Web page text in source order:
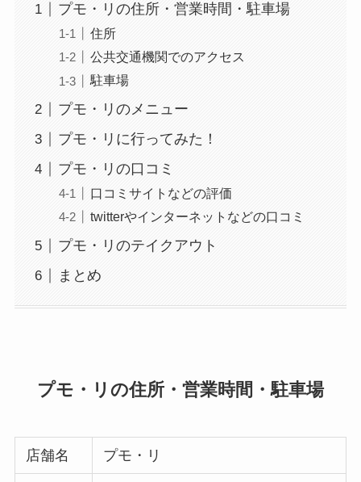
プモ・リの住所・営業時間・駐車場
住所
公共交通機関でのアクセス
駐車場
プモ・リのメニュー
プモ・リに行ってみた！
プモ・リの口コミ
口コミサイトなどの評価
twitterやインターネットなどの口コミ
プモ・リのテイクアウト
まとめ
プモ・リの住所・営業時間・駐車場
店舗名 プモ・リ